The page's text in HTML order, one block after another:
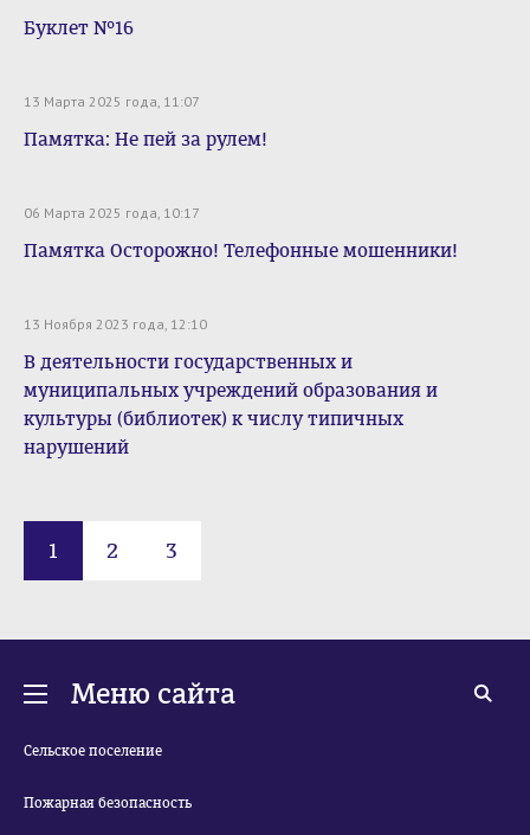
Буклет №16
13 Марта 2025 года, 11:07
Памятка: Не пей за рулем!
06 Марта 2025 года, 10:17
Памятка Осторожно! Телефонные мошенники!
13 Ноября 2023 года, 12:10
В деятельности государственных и
муниципальных учреждений образования и
культуры (библиотек) к числу типичных
нарушений
1 2 3
Меню сайта
Сельское поселение
Пожарная безопасность